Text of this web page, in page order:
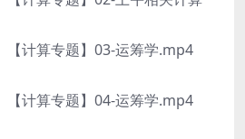
计算专题】03-运筹学.mp4
计算专题】04-运筹学.mp4